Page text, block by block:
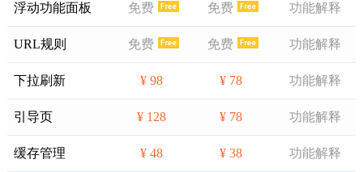
浮动功能面板 免费 免费 功能解释
URL规则 免费 免费 功能解释
下拉刷新 ¥ 98 ¥ 78 功能解释
引导页 ¥ 128 ¥ 78 功能解释
缓存管理 ¥ 48 ¥ 38 功能解释